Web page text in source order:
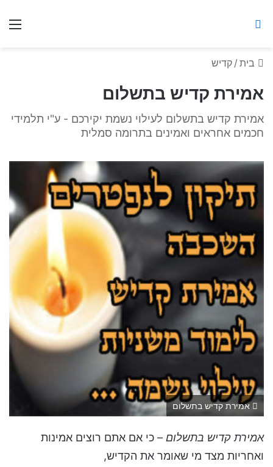
בית / קדיש
אמירת קדיש בתשלום
אמירת קדיש בתשלום לעילוי נשמת יקירכם - ע"י תלמידי
חכמים אחראים ואמינים בתרומה סמלית
אמירת קדיש בתשלום
אמירת קדיש בתשלום – כי אם אתם רוצים אמינות
ואחריות מצד מי שאומר את הקדיש,